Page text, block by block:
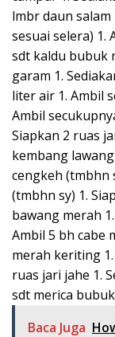
lmbr daun salam
sesuai selera) 1.
sdt kaldu bubuk
garam 1.
liter air 1. Ambil
Ambil
Siapkan 2 ruas
kembang
cengkeh (tmbhn
(tmbhn sy) 1.
bawang merah
Ambil 5 bh cabe
merah keriting
ruas jari jahe 1.
sdt merica
Baca Juga